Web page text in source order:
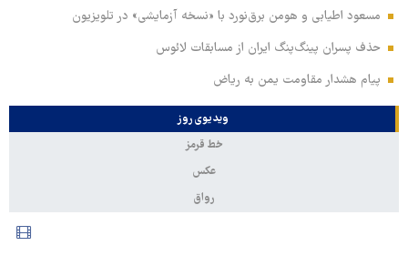
مسعود اطیابی و هومن برق‌نورد با «نسخه آزمایشی» در تلویزیون
حذف پسران پینگ‌پنگ ایران از مسابقات لائوس
پیام هشدار مقاومت یمن به ریاض
ویدیوی روز
خط قرمز
عکس
رواق